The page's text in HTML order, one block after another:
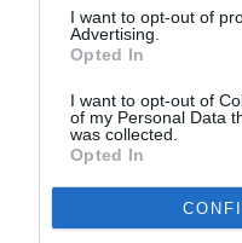
I want to opt-out of
Advertising.
Opted In
I want to opt-out of
of my Personal Data
was collected.
Opted In
ensimmäisenä
sijaitsee
-sataman
kanavien
valmiiksi monen
jonkin aikaa
lasihalli ovat